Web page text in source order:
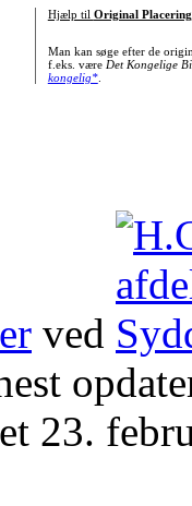
Hjælp til Original Placering
Man kan søge efter de
f.eks. være Det Kongelige
kongelig*.
ved
23.